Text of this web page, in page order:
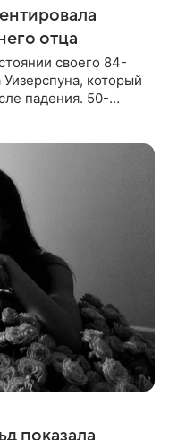
отца
своего 84-
который
падения. 50-
показала